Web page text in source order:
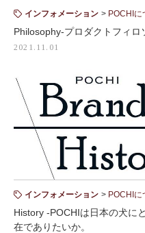
インフォメーション POCHIに
Philosophy-プロダクトフィロ
2021.11.01
インフォメーション POCHIに
History -POCHIは日本の犬に
在でありたいか。